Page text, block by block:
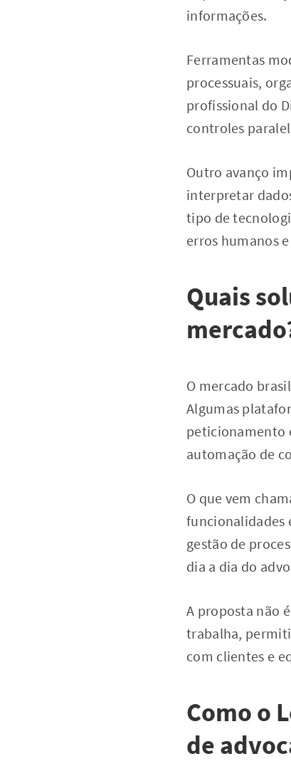
informações.
Ferramentas
processuais,
profissional do
controles
Outro avanço
interpretar
tipo de
erros humanos
Quais
O mercado
Algumas
peticionamento
automação de
O que vem
funcionalidades
gestão de
dia a dia do
A proposta não
trabalha,
com clientes e
Como o
de